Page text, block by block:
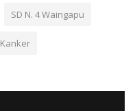
SD N. 4 Waingapu
Kanker